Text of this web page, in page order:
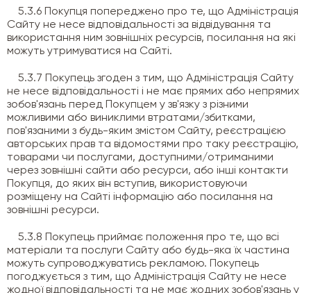
5.3.6 Покупця попереджено про те, що Адміністрація
Сайту не несе відповідальності за відвідування та
використання ним зовнішніх ресурсів, посилання на які
можуть утримуватися на Сайті.
5.3.7 Покупець згоден з тим, що Адміністрація Сайту
не несе відповідальності і не має прямих або непрямих
зобов'язань перед Покупцем у зв'язку з різними
можливими або виниклими втратами/збитками,
пов'язаними з будь-яким змістом Сайту, реєстрацією
авторських прав та відомостями про таку реєстрацію,
товарами чи послугами, доступними/отриманими
через зовнішні сайти або ресурси, або інші контакти
Покупця, до яких він вступив, використовуючи
розміщену на Сайті інформацію або посилання на
зовнішні ресурси.
5.3.8 Покупець приймає положення про те, що всі
матеріали та послуги Сайту або будь-яка їх частина
можуть супроводжуватись рекламою. Покупець
погоджується з тим, що Адміністрація Сайту не несе
жодної відповідальності та не має жодних зобов'язань у